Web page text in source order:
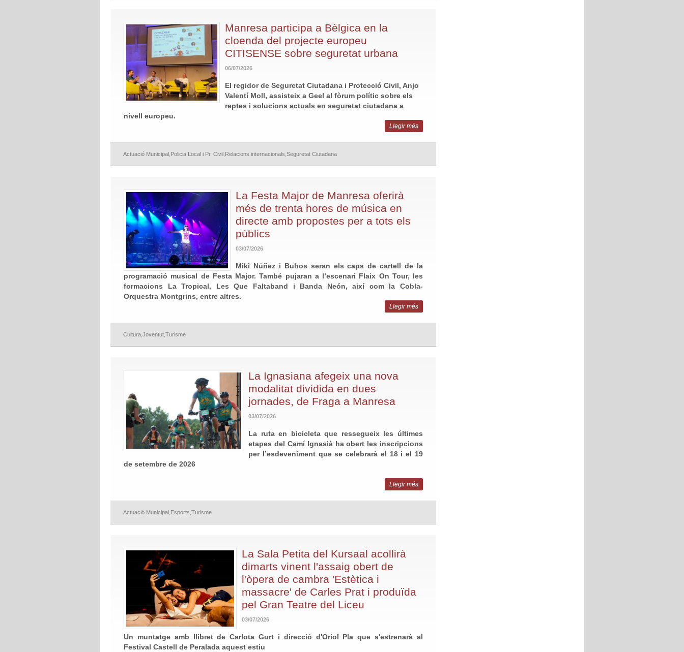
Manresa participa a Bèlgica en la
cloenda del projecte europeu
CITISENSE sobre seguretat urbana
06/07/2026
El regidor de Seguretat Ciutadana i Protecció Civil, Anjo
Valentí Moll, assisteix a Geel al fòrum polític sobre els
reptes i solucions actuals en seguretat ciutadana a
nivell europeu.
Llegir més
Actuació Municipal Policia Local i Pr. Civil Relacions internacionals Seguretat Ciutadana
La Festa Major de Manresa oferirà
més de trenta hores de música en
directe amb propostes per a tots els
públics
03/07/2026
Miki Núñez i Buhos seran els caps de cartell de la
programació musical de Festa Major. També pujaran a l’escenari Flaix On Tour, les
formacions La Tropical, Les Que Faltaband i Banda Neón, així com la Cobla-
Orquestra Montgrins, entre altres.
Llegir més
Cultura Joventut Turisme
La Ignasiana afegeix una nova
modalitat dividida en dues
jornades, de Fraga a Manresa
03/07/2026
La ruta en bicicleta que ressegueix les últimes
etapes del Camí Ignasià ha obert les inscripcions
per l’esdeveniment que se celebrarà el 18 i el 19
de setembre de 2026
Llegir més
Actuació Municipal Esports Turisme
La Sala Petita del Kursaal acollirà
dimarts vinent l'assaig obert de
l'òpera de cambra 'Estètica i
massacre' de Carles Prat i produïda
pel Gran Teatre del Liceu
03/07/2026
Un muntatge amb llibret de Carlota Gurt i direcció d'Oriol Pla que s'estrenarà al
Festival Castell de Peralada aquest estiu